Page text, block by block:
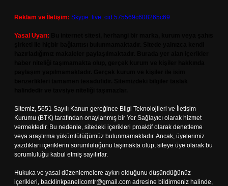
Reklam ve İletişim: Skype: live:.cid.575569c608265c69
Yasal Uyarı:
Sitemiz, 5651 Sayılı Kanun gereğince Bilgi Teknolojileri ve İletişim
Kurumu (BTK) tarafından onaylanmış bir Yer Sağlayıcı olarak hizmet
vermektedir. Bu nedenle, sitedeki içerikleri proaktif olarak denetleme
veya araştırma yükümlülüğümüz bulunmamaktadır. Ancak, üyelerimiz
yazdıkları içeriklerin sorumluluğunu taşımakta olup, siteye üye olarak bu
sorumluluğu kabul etmiş sayılırlar.
Hukuka ve yasal düzenlemelere aykırı olduğunu düşündüğünüz
içerikleri, backlinkpanelicomtr@gmail.com adresine bildirmeniz halinde,